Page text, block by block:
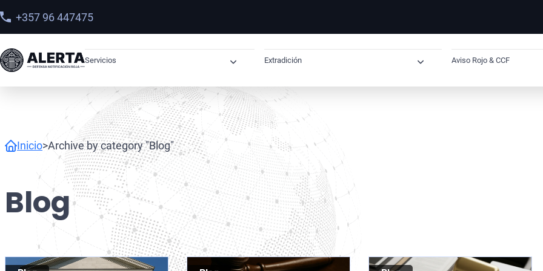
+357 96 447475
Servicios
Órdenes de Arresto
Derechos Humanos
Sanciones
Abogados OFAC
Sanciones OFAC en Latinoamérica
Recuperación de Activos
Narcotráfico
Lavado de Dinero
Extradición
Extradición Internacional
Extradición desde España
Extradición España–Reino Unido
Extradición España–Estados Unidos
Extradición España–México
Extradición España–Brasil
Extradición España–Dubai
Extradición Cuba–España
Aviso Rojo & CCF
Cómo saber si
Inicio>Archive by category "Blog"
Blog